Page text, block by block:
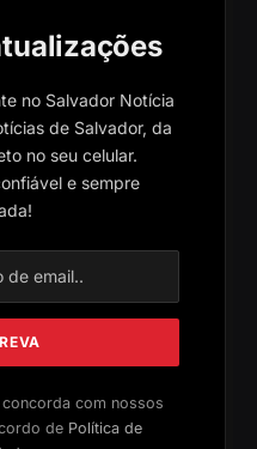
no Salvador Notícia
de Salvador, da
no seu celular.
e sempre
com nossos
de Política de